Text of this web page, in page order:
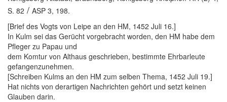
S. 82 / ASP 3, 198.
[Brief des Vogts von Leipe an den HM, 1452 Juli 16.]
In Kulm sei das Gerücht vorgebracht worden, den HM habe dem
Pfleger zu Papau und
dem Komtur von Althaus geschrieben, bestimmte Ehrbarleute
gefangenzunehmen.
[Schreiben Kulms an den HM zum selben Thema, 1452 Juli 19.]
Hat nichts von derartigen Nachrichten gehört und setzt keinen
Glauben darin.